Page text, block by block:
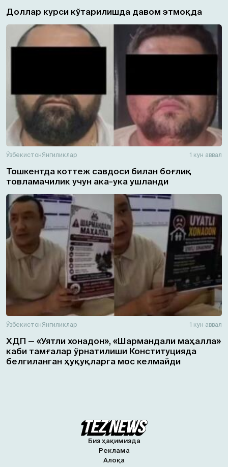
Доллар курси кўтарилишда давом этмоқда
ЎзбекистонЯнгиликлар 1 кун аввал
Тошкентда коттеж савдоси билан боғлиқ
товламачилик учун ака-ука ушланди
ЎзбекистонЯнгиликлар 1 кун аввал
ХДП — «Уятли хонадон», «Шармандали маҳалла»
каби тамғалар ўрнатилиши Конституцияда
белгиланган ҳуқуқларга мос келмайди
Биз ҳақимизда
Реклама
Алоқа